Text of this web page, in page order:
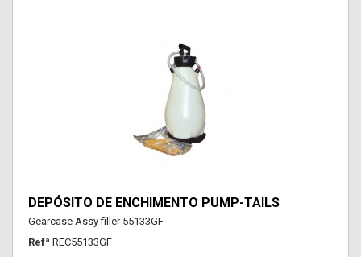
DEPÓSITO DE ENCHIMENTO PUMP-TAILS
Gearcase Assy filler 55133GF
Refª REC55133GF